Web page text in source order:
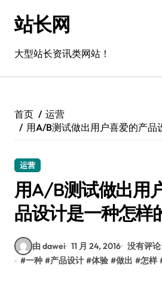
站长网
大型站长资讯类网站！
首页
运营
用A/B测试做出用户喜爱的产品
运营
用A/B测试做出用
品设计是一种怎样
由 dawei 11 月 24, 2016 没有评论
#一种 #产品设计 #体验 #做出 #怎样